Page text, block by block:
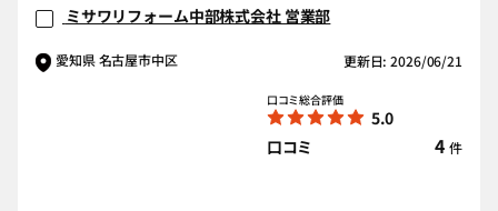
ミサワリフォーム中部株式会社 営業部
愛知県 名古屋市中区 更新日: 2026/06/21
口コミ総合評価
5.0
口コミ
4 件